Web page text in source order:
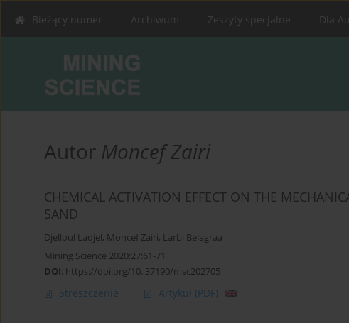
Bieżący numer Archiwum Zeszyty specjalne Dla
Autor Moncef Zairi
CHEMICAL ACTIVATION EFFECT ON THE
SAND
Djelloul Ladjel, Moncef Zairi, Larbi Belagraa
Mining Science 2020;27:61-71
DOI: https://doi.org/10. 37190/msc202705
Streszczenie Artykuł (PDF)